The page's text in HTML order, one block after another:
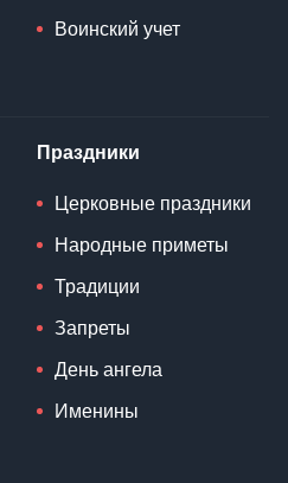
Воинский учет
Праздники
Церковные праздники
Народные приметы
Традиции
Запреты
День ангела
Именины